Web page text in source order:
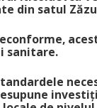
din satul
sanitare.